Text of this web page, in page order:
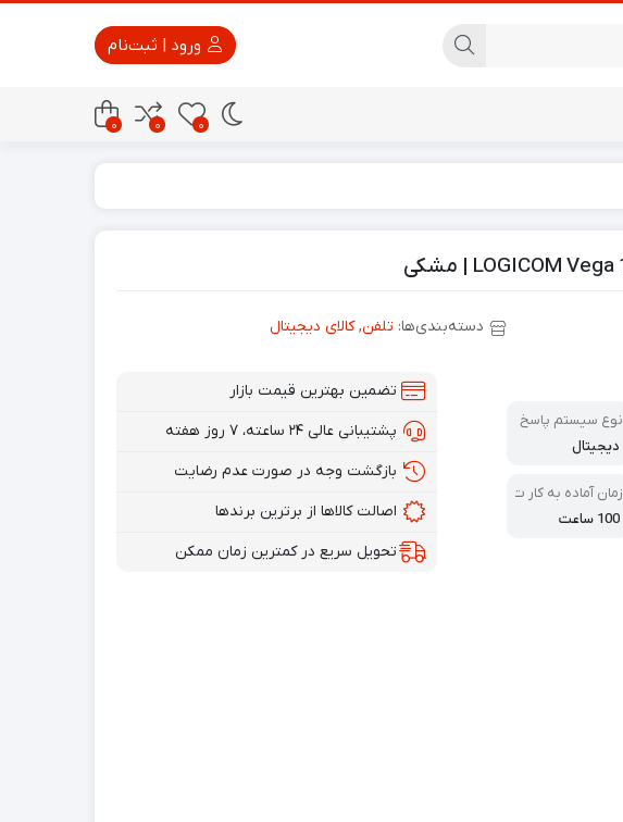
0
0
0
دسته‌بندی‌ها: تلفن,کالای دیجیتال
نوع سیستم پاسخ
گویی
دیجیتال
زمان آماده به کار ت
لفن
100 ساعت
تضمین بهترین قیمت بازار
پشتیبانی عالی ۲۴ ساعته، ۷ روز هفته
بازگشت وجه در صورت عدم رضایت
اصالت کالاها از برترین برندها
تحویل سریع در کمترین زمان ممکن